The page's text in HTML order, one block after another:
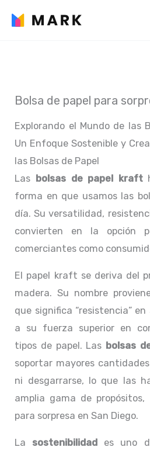
Bolsa de papel para
Explorando el Mundo de las
Un Enfoque Sostenible y
las Bolsas de Papel
Las bolsas de papel kraft
forma en que usamos las
día. Su versatilidad,
convierten en la opción
comerciantes como
El papel kraft se deriva del
madera. Su nombre
que significa “resistencia”
a su fuerza superior en
tipos de papel. Las bolsas
soportar mayores
ni desgarrarse, lo que las
amplia gama de propósitos,
para sorpresa en San Diego.
La sostenibilidad
es uno